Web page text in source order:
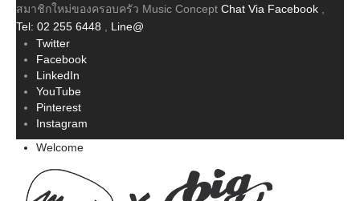
สมาชิกใหม่ของครอบครัว Music Concept Chat Via Facebook
Tel: 02 255 6448
Line@
Twitter
Facebook
LinkedIn
YouTube
Pinterest
Instagram
Welcome